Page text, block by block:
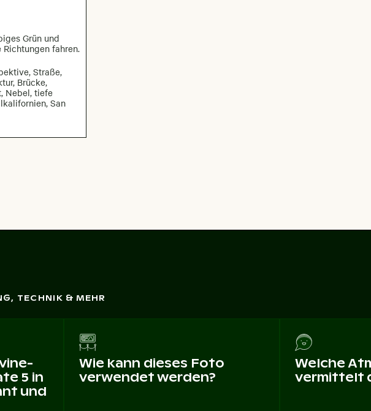
Grün und
fahren.
Straße,
Brücke,
Nebel, tiefe
San
TECHNIK & MEHR
5 in
und
Wie kann dieses Foto
verwendet werden?
Welche
vermittelt